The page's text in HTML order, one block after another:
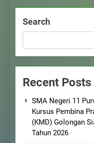
Search
Recent Posts
SMA Negeri 11
Kursus Pembina
(KMD) Golongan
Tahun 2026